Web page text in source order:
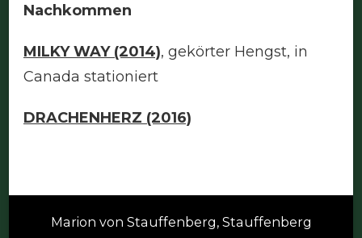
Nachkommen
MILKY WAY (2014), gekörter Hengst, in
Canada stationiert
DRACHENHERZ (2016)
Marion von Stauffenberg, Stauffenberg